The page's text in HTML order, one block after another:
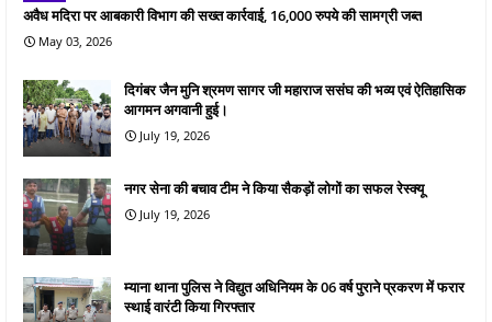
अवैध मदिरा पर आबकारी विभाग की सख्त कार्रवाई, 16,000 रुपये की सामग्री जब्त
May 03, 2026
दिगंबर जैन मुनि श्रमण सागर जी महाराज ससंघ की भव्य एवं ऐतिहासिक
आगमन अगवानी हुई।
July 19, 2026
नगर सेना की बचाव टीम ने किया सैकड़ों लोगों का सफल रेस्क्यू
July 19, 2026
म्याना थाना पुलिस ने विद्युत अधिनियम के 06 वर्ष पुराने प्रकरण में फरार
स्थाई वारंटी किया गिरफ्तार